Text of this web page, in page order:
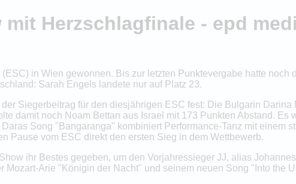
Herzschlagfinale - epd
in Wien gewonnen. Bis zur letzten Punktevergabe hatte noch
Sarah Engels landete nur auf Platz 23.
Siegerbeitrag für den diesjährigen ESC fest: Die Bulgarin Darina
damit noch Noam Bettan aus Israel mit 173 Punkten Abstand. Es
Song "Bangaranga" kombiniert Performance-Tanz mit einem
Pause vom ESC direkt den ersten Sieg in dem Wettbewerb.
ihr Bestes gegeben, um den Vorjahressieger JJ, alias
Mozart-Arie "Königin der Nacht" und seinem neuen Song "Into the